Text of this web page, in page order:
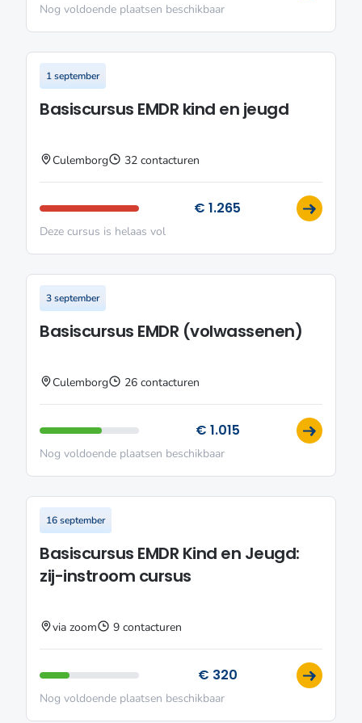
Nog voldoende plaatsen beschikbaar
1 september
Basiscursus EMDR kind en jeugd
Culemborg 32 contacturen
€ 1.265
Deze cursus is helaas vol
3 september
Basiscursus EMDR (volwassenen)
Culemborg 26 contacturen
€ 1.015
Nog voldoende plaatsen beschikbaar
16 september
Basiscursus EMDR Kind en Jeugd:
zij-instroom cursus
via zoom 9 contacturen
€ 320
Nog voldoende plaatsen beschikbaar